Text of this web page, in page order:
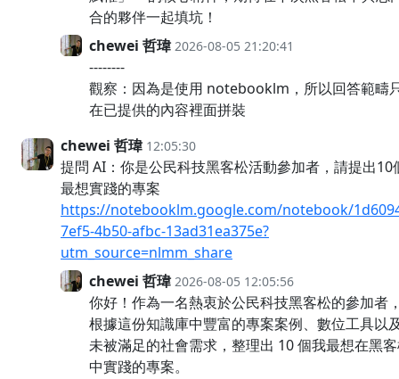
合的夥伴一起填坑！
chewei 哲瑋 2026-08-05 21:20:41
--------
觀察：因為是使用 notebooklm，所以回答範疇
在已提供的內容裡面拼裝
chewei 哲瑋 12:05:30
提問 AI：你是公民科技黑客松活動參加者，請提出10
最想實踐的專案
https://notebooklm.google.com/notebook/
7ef5-4b50-afbc-13ad31ea375e?
utm_source=nlmm_share
chewei 哲瑋 2026-08-05 12:05:56
你好！作為一名熱衷於公民科技黑客松的參加者
根據這份知識庫中豐富的專案案例、數位工具以
未被滿足的社會需求，整理出 10 個我最想在黑
中實踐的專案。